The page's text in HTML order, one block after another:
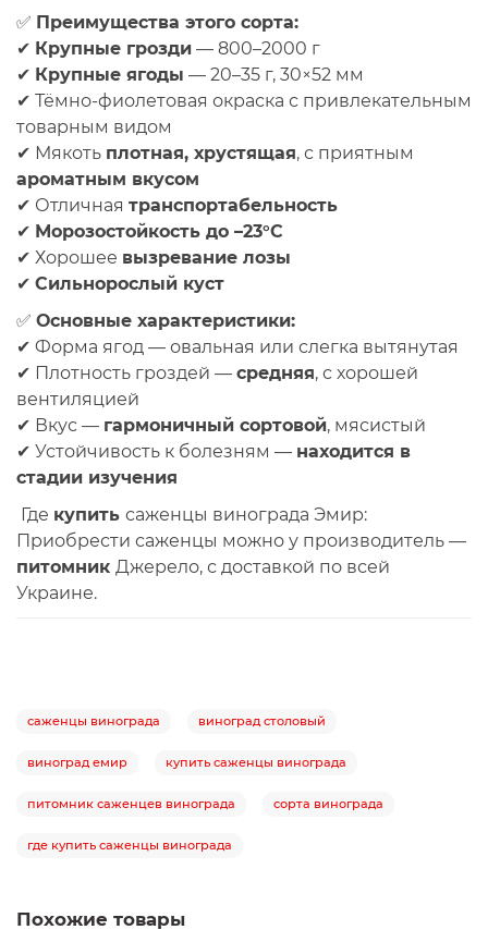
✅ Преимущества этого сорта:
✔ Крупные грозди — 800–2000 г
✔ Крупные ягоды — 20–35 г, 30×52 мм
✔ Тёмно-фиолетовая окраска с привлекательным
товарным видом
✔ Мякоть плотная, хрустящая, с приятным
ароматным вкусом
✔ Отличная транспортабельность
✔ Морозостойкость до –23°C
✔ Хорошее вызревание лозы
✔ Сильнорослый куст
✅ Основные характеристики:
✔ Форма ягод — овальная или слегка вытянутая
✔ Плотность гроздей — средняя, с хорошей
вентиляцией
✔ Вкус — гармоничный сортовой, мясистый
✔ Устойчивость к болезням — находится в
стадии изучения
Где купить саженцы винограда Эмир:
Приобрести саженцы можно у производитель —
питомник Джерело, с доставкой по всей
Украине.
саженцы винограда виноград столовый
виноград емир купить саженцы винограда
питомник саженцев винограда сорта винограда
где купить саженцы винограда
Похожие товары